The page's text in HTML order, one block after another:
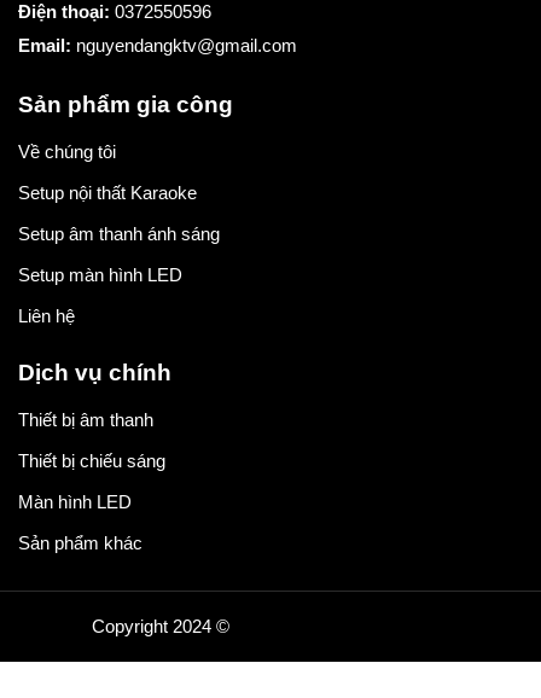
Điện thoại: 0372550596
Email: nguyendangktv@gmail.com
Sản phẩm gia công
Về chúng tôi
Setup nội thất Karaoke
Setup âm thanh ánh sáng
Setup màn hình LED
Liên hệ
Dịch vụ chính
Thiết bị âm thanh
Thiết bị chiếu sáng
Màn hình LED
Sản phẩm khác
Copyright 2024 ©